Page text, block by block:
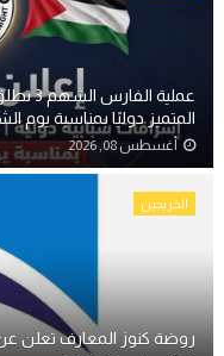
عملية
المتميز دوليًا بمناسبة يوم
أغسطس 08, 2026
الخريجين
روضة كنوز المعارف تعلن